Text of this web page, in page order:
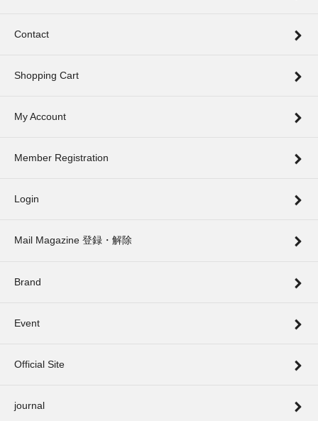
Contact
Shopping Cart
My Account
Member Registration
Login
Mail Magazine 登録・解除
Brand
Event
Official Site
journal